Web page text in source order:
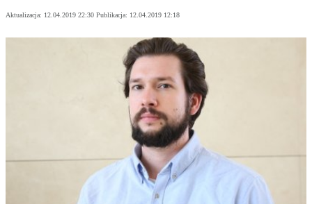
Aktualizacja: 12.04.2019 22:30 Publikacja: 12.04.2019 12:18